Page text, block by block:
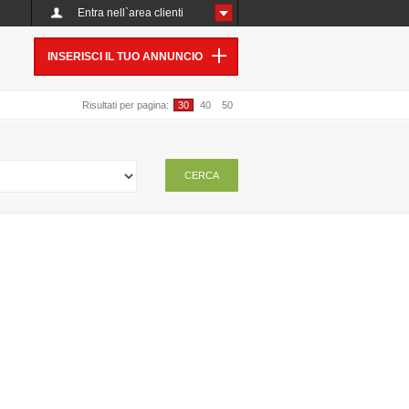
Entra nell`area clienti
INSERISCI IL TUO ANNUNCIO
Risultati per pagina: 30 40 50
CERCA